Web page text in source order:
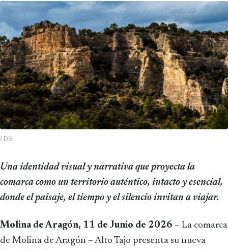
/ DS
Una identidad visual y narrativa que proyecta la
comarca como un territorio auténtico, intacto y esencial,
donde el paisaje, el tiempo y el silencio invitan a viajar.
Molina de Aragón, 11 de Junio de 2026 – La comarca
de Molina de Aragón – Alto Tajo presenta su nueva